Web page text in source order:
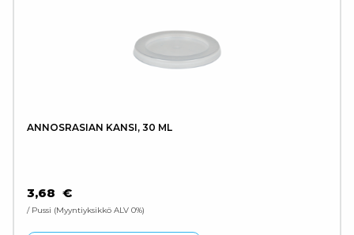
ANNOSRASIAN KANSI, 30 ML
3,68 €
/ Pussi Myyntiyksikkö ALV 0%